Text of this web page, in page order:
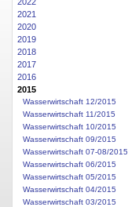
2021
2020
2019
2018
2017
2016
2015
Wasserwirtschaft 12/2015
Wasserwirtschaft 11/2015
Wasserwirtschaft 10/2015
Wasserwirtschaft 09/2015
Wasserwirtschaft 07-08/2015
Wasserwirtschaft 06/2015
Wasserwirtschaft 05/2015
Wasserwirtschaft 04/2015
Wasserwirtschaft 03/2015